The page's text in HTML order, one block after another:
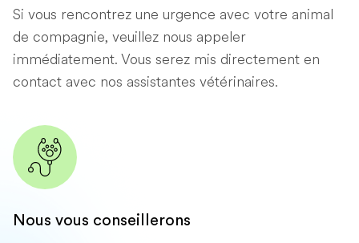
Si vous rencontrez une urgence avec votre animal
de compagnie, veuillez nous appeler
immédiatement. Vous serez mis directement en
contact avec nos assistantes vétérinaires.
Nous vous conseillerons